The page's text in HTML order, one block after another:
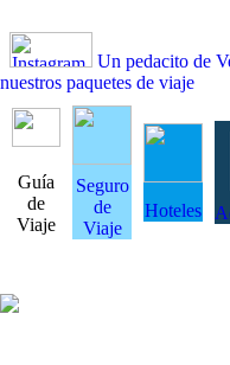
Un pedacito de
nuestros paquetes de viaje
Guía
de
Viaje
Seguro
de
Viaje
Hoteles